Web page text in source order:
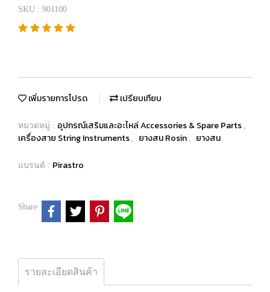
SKU : 901100
เพิ่มรายการโปรด เปรียบเทียบ
หมวดหมู่ : อุปกรณ์เสริมและอะไหล่ Accessories & Spare Parts ,
เครื่องสาย String Instruments , ยางสน Rosin , ยางสน
แบรนด์ : Pirastro
Share
รายละเอียดสินค้า